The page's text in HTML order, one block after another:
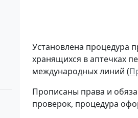
Установлена процедура
хранящихся в аптечках
международных линий (
Прописаны права и
проверок, процедура